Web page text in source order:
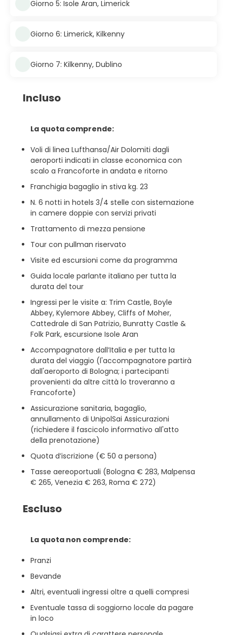
Giorno 5: Isole Aran, Limerick
Giorno 6: Limerick, Kilkenny
Giorno 7: Kilkenny, Dublino
Incluso
La quota comprende:
Voli di linea Lufthansa/Air Dolomiti dagli
aeroporti indicati in classe economica con
scalo a Francoforte in andata e ritorno
Franchigia bagaglio in stiva kg. 23
N. 6 notti in hotels 3/4 stelle con sistemazione
in camere doppie con servizi privati
Trattamento di mezza pensione
Tour con pullman riservato
Visite ed escursioni come da programma
Guida locale parlante italiano per tutta la
durata del tour
Ingressi per le visite a: Trim Castle, Boyle
Abbey, Kylemore Abbey, Cliffs of Moher,
Cattedrale di San Patrizio, Bunratty Castle &
Folk Park, escursione Isole Aran
Accompagnatore dall’Italia e per tutta la
durata del viaggio (l'accompagnatore partirà
dall'aeroporto di Bologna; i partecipanti
provenienti da altre città lo troveranno a
Francoforte)
Assicurazione sanitaria, bagaglio,
annullamento di UnipolSai Assicurazioni
(richiedere il fascicolo informativo all'atto
della prenotazione)
Quota d’iscrizione (€ 50 a persona)
Tasse aereoportuali (Bologna € 283, Malpensa
€ 265, Venezia € 263, Roma € 272)
Escluso
La quota non comprende:
Pranzi
Bevande
Altri, eventuali ingressi oltre a quelli compresi
Eventuale tassa di soggiorno locale da pagare
in loco